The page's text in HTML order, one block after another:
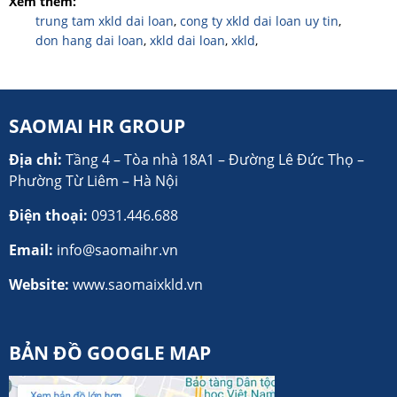
trung tam xkld dai loan, cong ty xkld dai loan uy tin,
don hang dai loan, xkld dai loan, xkld,
SAOMAI HR GROUP
Địa chỉ: Tầng 4 – Tòa nhà 18A1 – Đường Lê Đức Thọ –
Phường Từ Liêm – Hà Nội
Điện thoại: 0931.446.688
Email: info@saomaihr.vn
Website: www.saomaixkld.vn
BẢN ĐỒ GOOGLE MAP